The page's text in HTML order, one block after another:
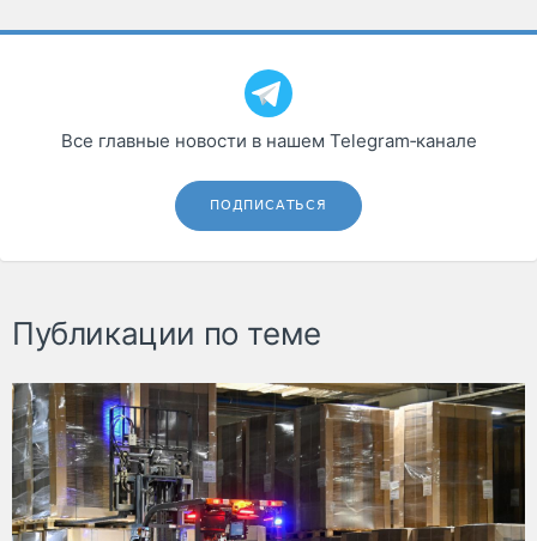
Все главные новости в нашем Telegram‑канале
ПОДПИСАТЬСЯ
Публикации по теме